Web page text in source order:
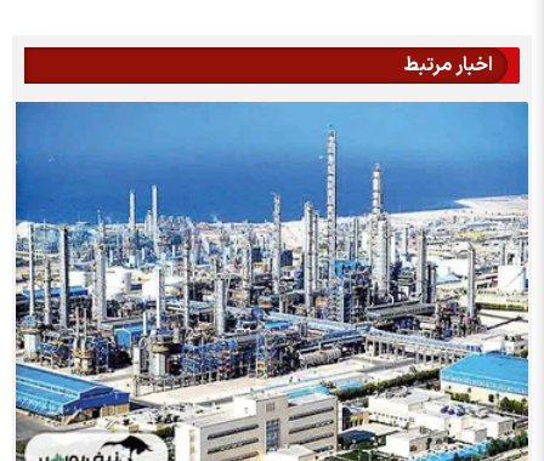
اخبار مرتبط